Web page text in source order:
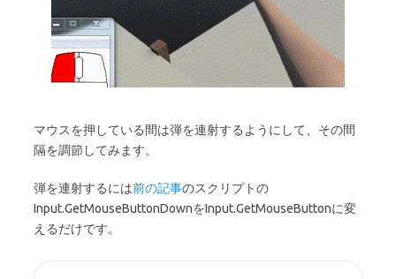
マウスを押している間は弾を連射するようにして、その間
隔を調節してみます。
弾を連射するには前の記事のスクリプトの
Input.GetMouseButtonDownをInput.GetMouseButtonに変
えるだけです。